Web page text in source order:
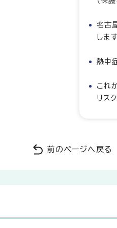
名古
します
熱中
これ
リス
前のページへ戻る